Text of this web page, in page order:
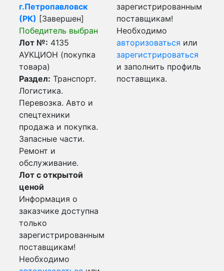
г.Петропавловск
(РК) [Завершен]
Победитель выбран
Лот №: 4135
АУКЦИОН (покупка
товара)
Раздел: Транспорт.
Логистика.
Перевозка. Авто и
спецтехники
продажа и покупка.
Запасные части.
Ремонт и
обслуживание.
Лот с открытой
ценой
Информация о
заказчике доступна
только
зарегистрированным
поставщикам!
Необходимо
зарегистрированным
поставщикам!
Необходимо
авторизоваться или
зарегистрироваться
и заполнить профиль
поставщика.